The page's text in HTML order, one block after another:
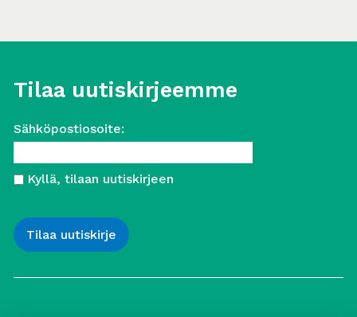
Tilaa uutiskirjeemme
Sähköpostiosoite:
Kyllä, tilaan uutiskirjeen